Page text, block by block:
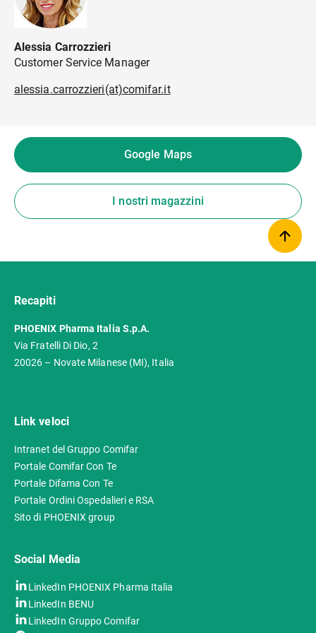
Alessia Carrozzieri
Customer Service Manager
alessia.carrozzieri(at)comifar.it
Google Maps
I nostri magazzini
Recapiti
PHOENIX Pharma Italia S.p.A.
Via Fratelli Di Dio, 2
20026 – Novate Milanese (MI), Italia
Link veloci
Intranet del Gruppo Comifar
Portale Comifar Con Te
Portale Difama Con Te
Portale Ordini Ospedalieri e RSA
Sito di PHOENIX group
Social Media
LinkedIn PHOENIX Pharma Italia
LinkedIn BENU
LinkedIn Gruppo Comifar